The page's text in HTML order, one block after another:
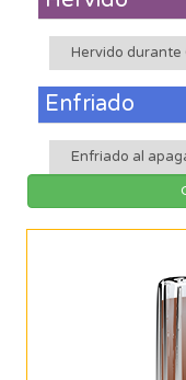
Hervido durante
Enfriado
Enfriado al